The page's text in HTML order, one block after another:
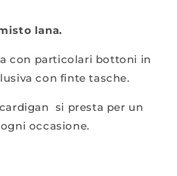
lana.
con particolari bottoni in
con finte tasche.
si presta per un
occasione.